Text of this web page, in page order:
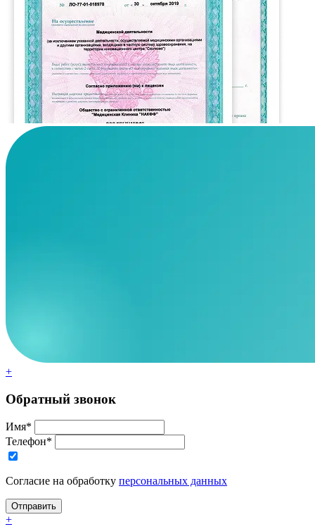
+
Обратный звонок
Имя*
Телефон*
Согласие на обработку персональных данных
+